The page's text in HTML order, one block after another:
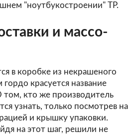
"ноутбукостроении" TP.
и массо-
в коробке из некрашеного
красуется название
том, кто же производитель
узнать, только посмотрев на
и крышку упаковки.
на этот шаг, решили не